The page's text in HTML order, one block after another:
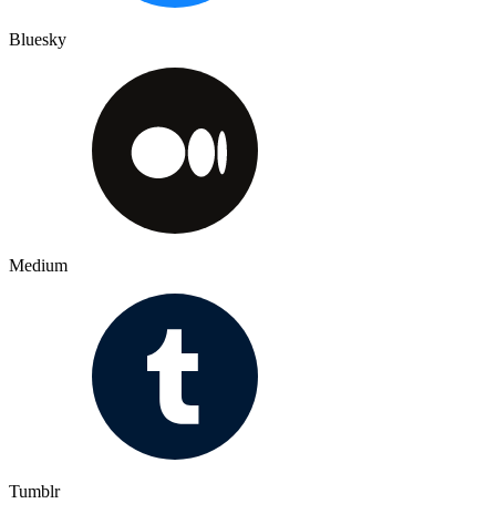
Bluesky
Medium
Tumblr